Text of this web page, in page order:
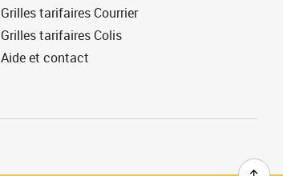
Grilles tarifaires Courrier
Grilles tarifaires Colis
Aide et contact